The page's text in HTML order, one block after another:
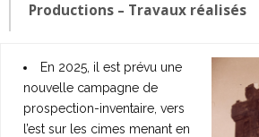
Productions – Travaux réalisés
En 2025, il est prévu une
nouvelle campagne de
prospection-inventaire, vers
l’est sur les cimes menant en